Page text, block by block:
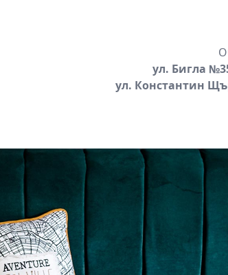
ул. Бигла
ул. Константин